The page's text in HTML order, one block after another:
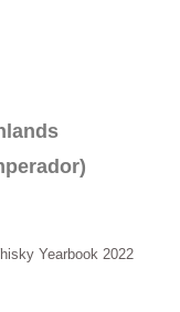
Yearbook 2022